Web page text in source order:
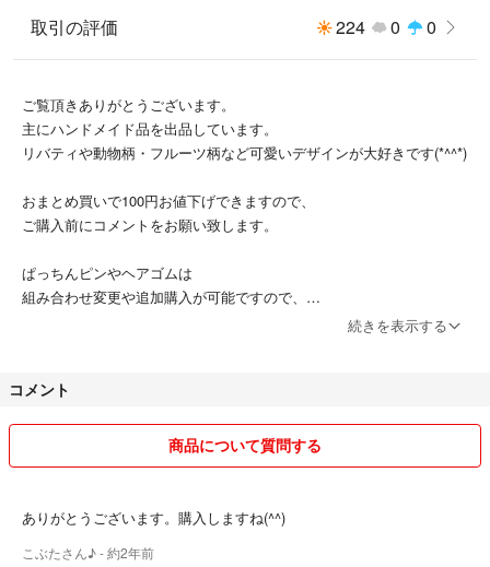
取引の評価 224 0 0
ご覧頂きありがとうございます。
主にハンドメイド品を出品しています。
リバティや動物柄・フルーツ柄など可愛いデザインが大好きです(*^^*)
おまとめ買いで100円お値下げできますので、
ご購入前にコメントをお願い致します。
ぱっちんピンやヘアゴムは
組み合わせ変更や追加購入が可能ですので、
✳︎商品は使用品、未使用品でも素人の自宅保管です。
ペット、喫煙者はおりません。
気になる方は購入前にコメントお願い致します。
✳︎予告無しに出品を取消すことがあります。
続きを表示する
コメント
商品について質問する
ありがとうございます。購入しますね(^^)
こぶたさん♪- 約2年前